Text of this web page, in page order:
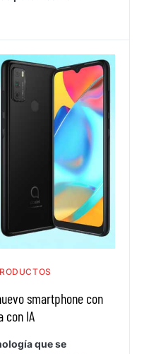
smartphone con
con IA
que se